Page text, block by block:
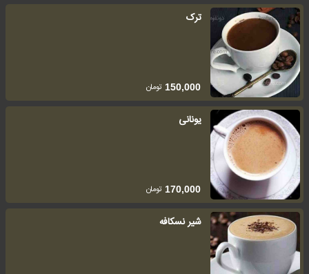
ترک
150,000 تومان
یونانی
170,000 تومان
شیر نسکافه